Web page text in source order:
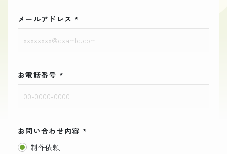
メールアドレス*
お電話番号 *
お問い合わせ内容 *
制作依頼